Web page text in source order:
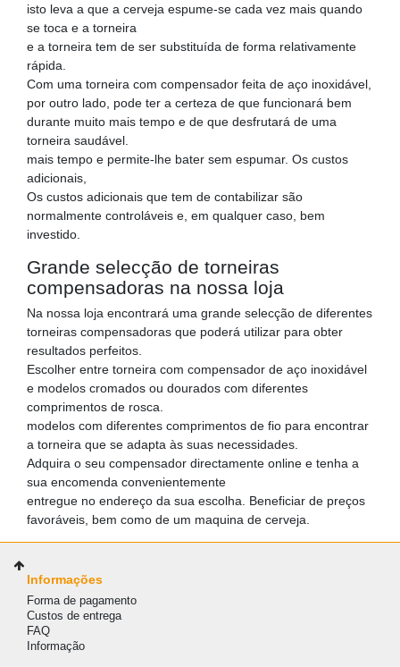
isto leva a que a cerveja espume-se cada vez mais quando
se toca e a torneira
e a torneira tem de ser substituída de forma relativamente
rápida.
Com uma torneira com compensador feita de aço inoxidável,
por outro lado, pode ter a certeza de que funcionará bem
durante muito mais tempo e de que desfrutará de uma
torneira saudável.
mais tempo e permite-lhe bater sem espumar. Os custos
adicionais,
Os custos adicionais que tem de contabilizar são
normalmente controláveis e, em qualquer caso, bem
investido.
Grande selecção de torneiras
compensadoras na nossa loja
Na nossa loja encontrará uma grande selecção de diferentes
torneiras compensadoras que poderá utilizar para obter
resultados perfeitos.
Escolher entre torneira com compensador de aço inoxidável
e modelos cromados ou dourados com diferentes
comprimentos de rosca.
modelos com diferentes comprimentos de fio para encontrar
a torneira que se adapta às suas necessidades.
Adquira o seu compensador directamente online e tenha a
sua encomenda convenientemente
entregue no endereço da sua escolha. Beneficiar de preços
favoráveis, bem como de um maquina de cerveja.
Informações
Forma de pagamento
Custos de entrega
FAQ
Informação